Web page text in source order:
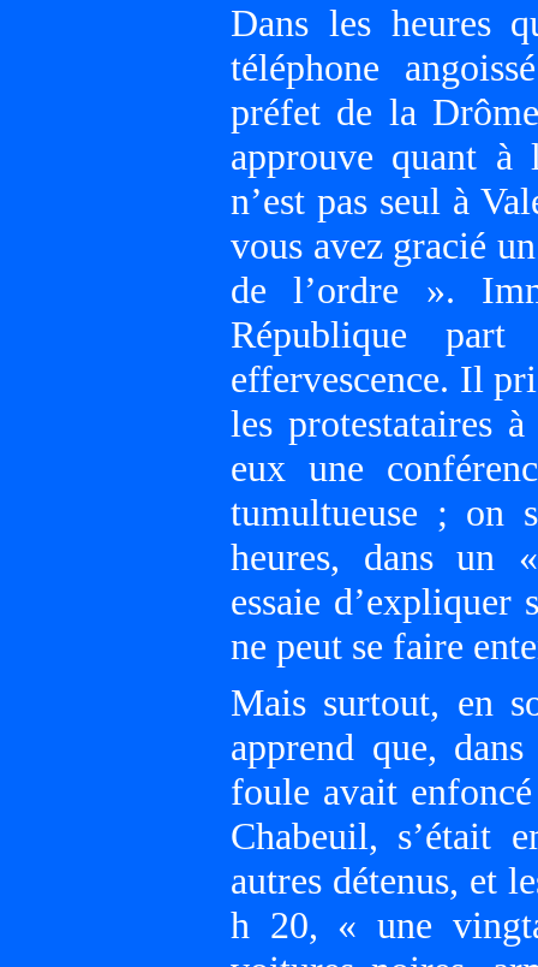
Dans les heures
téléphone
préfet de la
approuve quant
n’est pas seul à
vous avez gracié
de l’ordre ».
République
effervescence. Il
les protestataires
eux une
tumultueuse ; on
heures, dans un
essaie
ne peut se faire
Mais surtout, en
apprend que,
foule avait
Chabeuil, s’était
autres détenus, et
h 20, « une